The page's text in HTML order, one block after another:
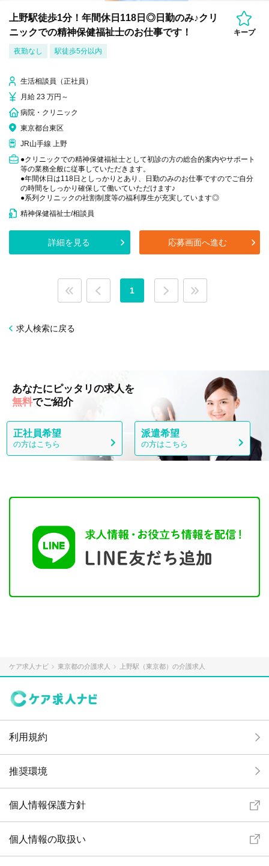
上野駅徒歩1分！年間休日118日◎日勤のみ♪クリ
ニックでの精神保健福祉士のお仕事です！
キープ
夜勤なし 駅徒歩5分以内
生活相談員（正社員）
月給 23 万円～
病院・クリニック
東京都台東区
JR山手線 上野
●クリニックでの精神保健福祉士として初診の方の総合的案内やサポート
等の業務全般に従事していただきます。
●年間休日は118日としっかりとあり、日勤のみのお仕事ですのでご自分
の時間をしっかり確保して働いていただけます♪
●系列クリニックの社割制度等の福利厚生が充実しています◎
精神保健福祉士/相談員
詳細を見る 応募画面へ進む
1
求人検索に戻る
あなたにピッタリの求人を
無料でご紹介
正社員希望
の方はこちら
派遣希望
の方はこちら
ケア求人ナビ 東京都の介護求人 上野駅（東京都）の介護求人
利用規約
推奨環境
個人情報保護方針
個人情報の取扱い